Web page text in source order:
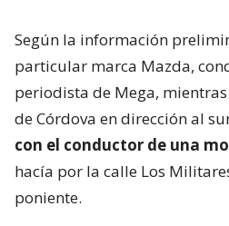
Según la información
particular marca Mazda,
periodista de Mega,
de Córdova en dirección al
con el conductor de una
hacía por la calle Los
poniente.